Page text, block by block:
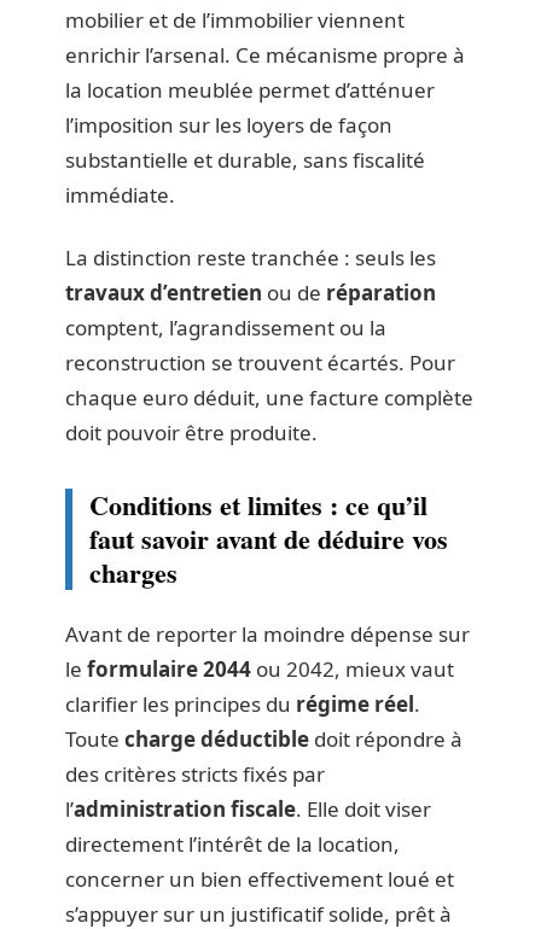
mobilier et de l’immobilier viennent
enrichir l’arsenal. Ce mécanisme propre à
la location meublée permet d’atténuer
l’imposition sur les loyers de façon
substantielle et durable, sans fiscalité
immédiate.
La distinction reste tranchée : seuls les
travaux d’entretien ou de réparation
comptent, l’agrandissement ou la
reconstruction se trouvent écartés. Pour
chaque euro déduit, une facture complète
doit pouvoir être produite.
Conditions et limites : ce qu’il
faut savoir avant de déduire vos
charges
Avant de reporter la moindre dépense sur
le formulaire 2044 ou 2042, mieux vaut
clarifier les principes du régime réel.
Toute charge déductible doit répondre à
des critères stricts fixés par
l’administration fiscale. Elle doit viser
directement l’intérêt de la location,
concerner un bien effectivement loué et
s’appuyer sur un justificatif solide, prêt à